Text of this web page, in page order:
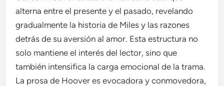
alterna entre el presente y el pasado, revelando
gradualmente la historia de Miles y las razones
detrás de su aversión al amor. Esta estructura no
solo mantiene el interés del lector, sino que
también intensifica la carga emocional de la trama.
La prosa de Hoover es evocadora y conmovedora,